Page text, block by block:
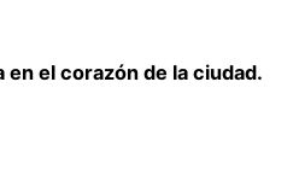
el corazón de la ciudad.